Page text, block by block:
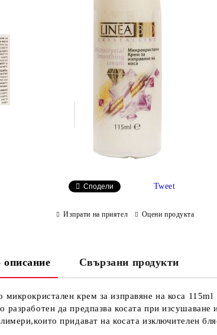
Сподели Tweet
Изпрати на приятел Оцени продукта
описание Свързани продукти
микрокристален крем за изправяне на коса 115ml
разработен да предпазва косата при
придават на косата изключителен